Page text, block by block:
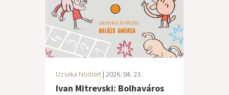
Uzseka Norbert | 2026. 04. 23.
Ivan Mitrevski: Bolhaváros